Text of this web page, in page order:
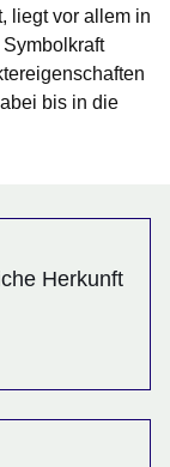
liegt vor allem in
bis in die
Herkunft